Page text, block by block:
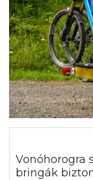
Vonóhorogra
bringák